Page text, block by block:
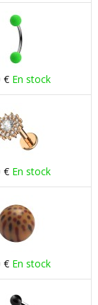
€ En stock
€ En stock
€ En stock